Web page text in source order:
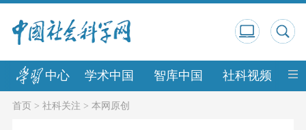
中心 学术中国 智库中国 社科视频 中
首页> 社科关注 > 本网原创